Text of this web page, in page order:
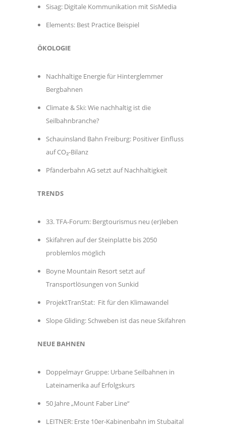
Sisag: Digitale Kommunikation mit SisMedia
Elements: Best Practice Beispiel
ÖKOLOGIE
Nachhaltige Energie für Hinterglemmer
Bergbahnen
Climate & Ski: Wie nachhaltig ist die
Seilbahnbranche?
Schauinsland Bahn Freiburg: Positiver Einfluss
auf CO₂-Bilanz
Pfänderbahn AG setzt auf Nachhaltigkeit
TRENDS
33. TFA-Forum: Bergtourismus neu (er)leben
Skifahren auf der Steinplatte bis 2050
problemlos möglich
Boyne Mountain Resort setzt auf
Transportlösungen von Sunkid
ProjektTranStat: Fit für den Klimawandel
Slope Gliding: Schweben ist das neue Skifahren
NEUE BAHNEN
Doppelmayr Gruppe: Urbane Seilbahnen in
Lateinamerika auf Erfolgskurs
50 Jahre „Mount Faber Line“
LEITNER: Erste 10er-Kabinenbahn im Stubaital